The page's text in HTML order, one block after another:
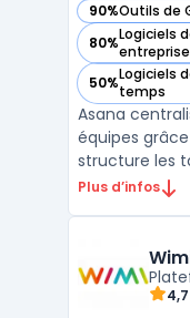
90%Outils de
— voir Asana
80%Logiciels
— voir Asana
50%Logiciels
temps
— voir Asana
Asana
équipes
structure les
collaboration
difficultés à
l’avancem ...
Plus d’infos
4,7